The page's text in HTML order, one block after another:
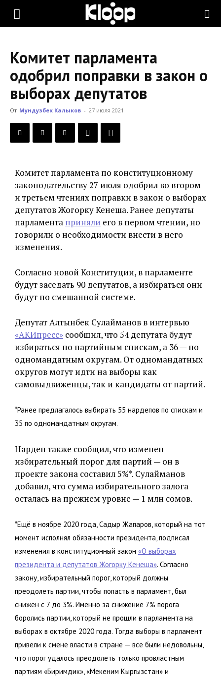
KLOOP.KG
Новости
Кыргызстана
Комитет парламента
одобрил поправки в закон о
выборах депутатов
От Мундузбек Калыков - 27 июля 2021
Комитет парламента по конституционному
законодательству 27 июля одобрил во втором
и третьем чтениях поправки в закон о выборах
депутатов Жогорку Кенеша. Ранее депутаты
парламента приняли его в первом чтении, но
говорили о необходимости внести в него
изменения.
Согласно новой Конституции, в парламенте
будут заседать 90 депутатов, а избираться они
будут по смешанной системе.
Депутат Алтынбек Сулайманов в интервью
«АКИпресс» сообщил, что 54 депутата будут
избираться по партийным спискам, а 36 — по
одномандатным округам. От одномандатных
округов могут идти на выборы как
самовыдвиженцы, так и кандидаты от партий.
*Ранее предлагалось выбирать 55 нардепов по спискам и
35 по одномандатным округам.
Нардеп также сообщил, что изменен
избирательный порог для партий — он в
проекте закона составил 5%*. Сулайманов
добавил, что сумма избирательного залога
осталась на прежнем уровне — 1 млн сомов.
*Ещё в ноябре 2020 года, Садыр Жапаров, который на тот
момент исполнял обязанности президента, подписал
изменения в конституционный закон «О выборах
президента и депутатов Жогорку Кенеша». Согласно
закону, избирательный порог, который должны
преодолеть партии, чтобы попасть в парламент, был
снижен с 7 до 3%. Именно за снижение 7% порога
боролись партии, который не прошли в парламента на
выборах в октябре 2020 года. Тогда выборы в парламент
привели к смене власти в стране — все были недовольны,
что порог удалось преодолеть только провластным
партиям «Биримдик», «Мекеним Кыргызстан» и